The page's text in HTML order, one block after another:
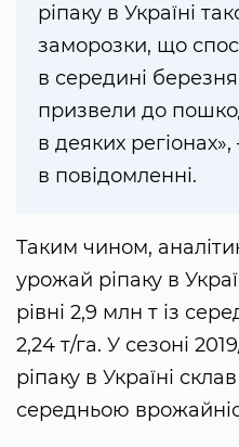
ріпаку в Україні
заморозки, що
в середині
призвели до
в деяких
в повідомленні.
Таким чином,
урожай ріпаку в
рівні 2,9 млн т із
2,24 т/га. У сезоні
ріпаку в Україні
середньою